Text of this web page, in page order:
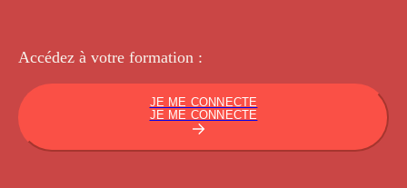
Accédez à votre formation :
JE ME CONNECTE
JE ME CONNECTE